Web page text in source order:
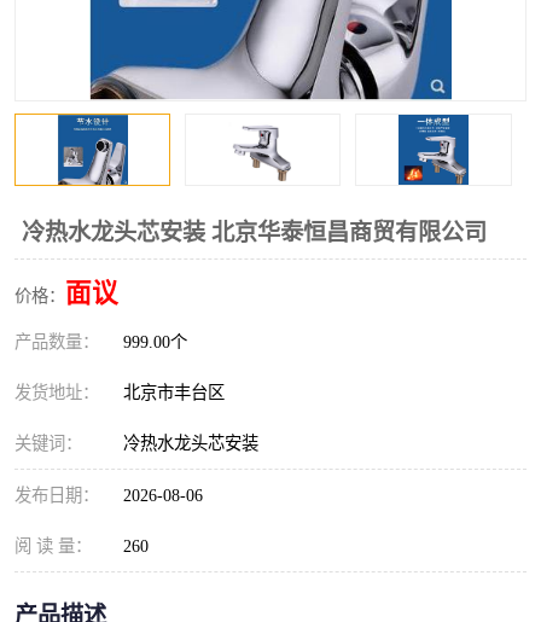
冷热水龙头芯安装 北京华泰恒昌商贸有限公司
价格： 面议
产品数量： 999.00个
发货地址： 北京市丰台区
关键词： 冷热水龙头芯安装
发布日期： 2026-08-06
阅 读 量： 260
产品描述